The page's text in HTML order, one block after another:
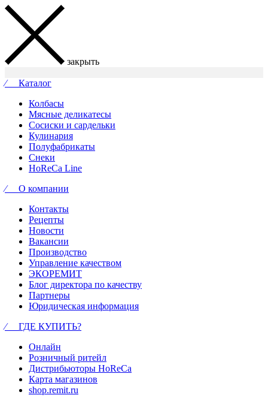
закрыть
⁄ Каталог
Колбасы
Мясные деликатесы
Сосиски и сардельки
Кулинария
Полуфабрикаты
Снеки
HoReCa Line
⁄ О компании
Контакты
Рецепты
Новости
Вакансии
Производство
Управление качеством
ЭКОРЕМИТ
Блог директора по качеству
Партнеры
Юридическая информация
⁄ ГДЕ КУПИТЬ?
Онлайн
Розничный ритейл
Дистрибьюторы HoReCa
Карта магазинов
shop.remit.ru